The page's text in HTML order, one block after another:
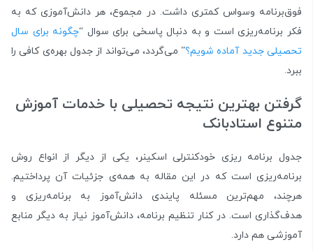
فوق‌برنامه وسواس کمتری داشت. در مجموع، هر دانش‌آموزی که به
فکر برنامه‌ریزی است و به دنبال پاسخی برای سوال “چگونه برای سال
تحصیلی جدید آماده شویم؟” می‌گردد، می‌تواند از جدول بهره‌ی کافی را
ببرد.
گرفتن بهترین نتیجه تحصیلی با خدمات آموزش
متنوع استادبانک
جدول برنامه ریزی خودکنترلی اسکینر، یکی از دیگر از انواع روش
برنامه‌ریزی است که در این مقاله به همه‌ی جزئیات آن پرداختیم.
هرچند، مهم‌ترین مسئله پایندی دانش‌آموز به برنامه‌ریزی و
هدف‌گذاری است. در کنار تنظیم برنامه، دانش‌آموز نیاز به دیگر منابع
آموزشی هم دارد.